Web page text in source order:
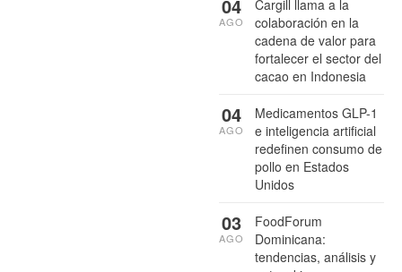
Cargill llama a la
colaboración en la
cadena de valor para
fortalecer el sector del
cacao en Indonesia
04
AGO
Medicamentos GLP-1
e inteligencia artificial
redefinen consumo de
pollo en Estados
Unidos
04
AGO
FoodForum
Dominicana:
tendencias, análisis y
03
AGO